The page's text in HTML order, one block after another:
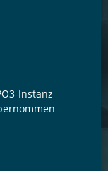
Instanz